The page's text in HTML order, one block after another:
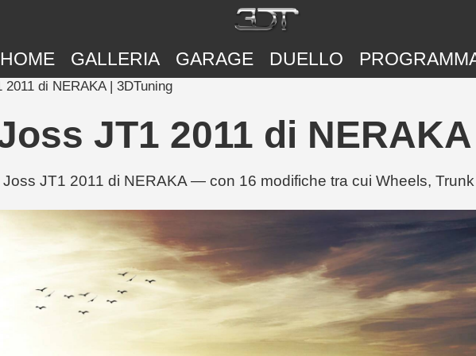
HOME GALLERIA GARAGE DUELLO
di NERAKA | 3DTuning
JT1 2011 di
JT1 2011 di NERAKA — con 16 modifiche tra cui Wheels,